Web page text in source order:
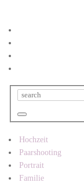
Hochzeit
Paarshooting
Portrait
Familie